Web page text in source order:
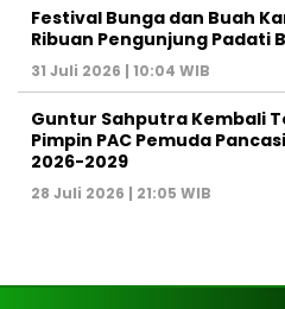
Festival Bunga dan Buah
Ribuan Pengunjung Padati
31 Juli 2026 | 10:04 WIB
Guntur Sahputra Kembali
Pimpin PAC Pemuda
2026-2029
28 Juli 2026 | 21:05 WIB